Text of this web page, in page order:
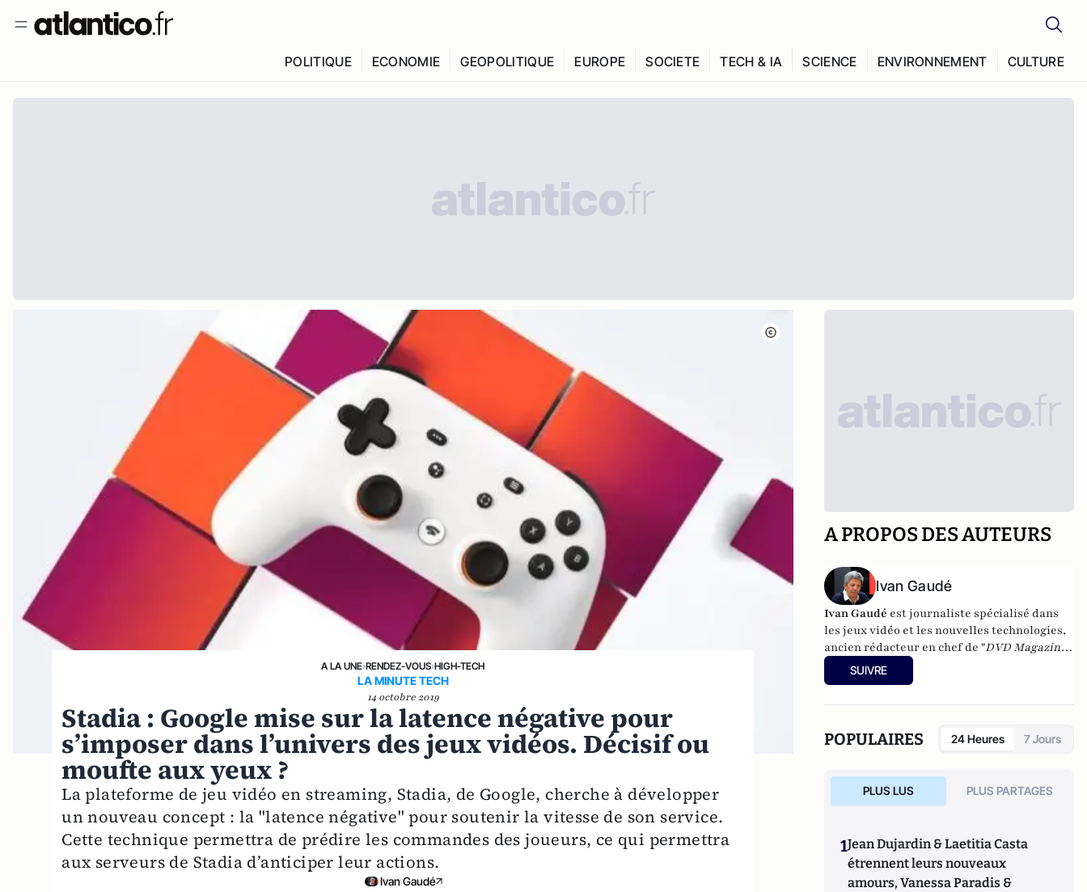
POLITIQUE ECONOMIE GEOPOLITIQUE EUROPE SOCIETE TECH & IA SCIENCE ENVIRONNEMENT CULTURE
A LA UNE›RENDEZ-VOUS›HIGH-TECH
LA MINUTE TECH
14 octobre 2019
Stadia : Google mise sur la latence négative pour
s’imposer dans l’univers des jeux vidéos. Décisif ou
moufte aux yeux ?
La plateforme de jeu vidéo en streaming, Stadia, de Google, cherche à développer
un nouveau concept : la "latence négative" pour soutenir la vitesse de son service.
Cette technique permettra de prédire les commandes des joueurs, ce qui permettra
aux serveurs de Stadia d’anticiper leur actions.
Ivan Gaudé
A PROPOS DES AUTEURS
Ivan Gaudé
Ivan Gaudé est journaliste spécialisé dans
les jeux vidéo et les nouvelles technologies,
ancien rédacteur en chef de "DVD Magazine"
et "
Humanoïde
". Il est cofondateur et
directeur de la publication du magazine
SUIVRE
POPULAIRES 24 Heures 7 Jours
PLUS LUS PLUS PARTAGES
1Jean Dujardin & Laetitia Casta
étrennent leurs nouveaux
amours, Vanessa Paradis &